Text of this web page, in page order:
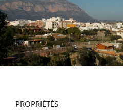
PROPRIÉTÉS